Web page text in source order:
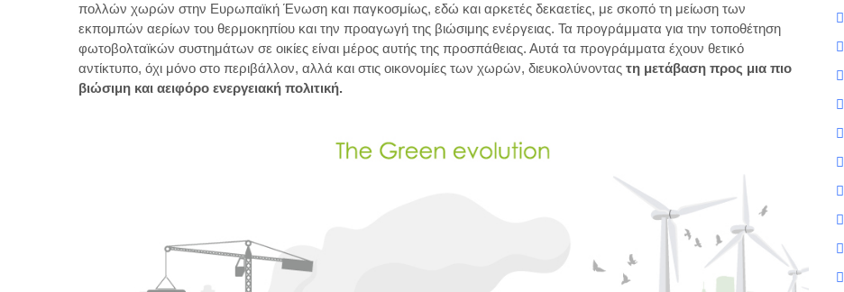
«πράσινο»
τον
πολλών χωρών στην Ευρωπαϊκή Ένωση και παγκοσμίως, εδώ και αρκετές δεκαετίες, με σκοπό τη μείωση των
εκπομπών αερίων του θερμοκηπίου και την προαγωγή της βιώσιμης ενέργειας. Τα προγράμματα για την τοποθέτηση
φωτοβολταϊκών συστημάτων σε οικίες είναι μέρος αυτής της προσπάθειας. Αυτά τα προγράμματα έχουν θετικό
αντίκτυπο, όχι μόνο στο περιβάλλον, αλλά και στις οικονομίες των χωρών, διευκολύνοντας τη μετάβαση προς μια πιο
βιώσιμη και αειφόρο ενεργειακή πολιτική.